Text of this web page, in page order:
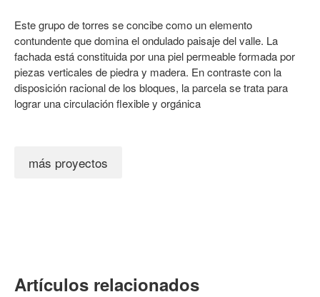
Este grupo de torres se concibe como un elemento
contundente que domina el ondulado paisaje del valle. La
fachada está constituida por una piel permeable formada por
piezas verticales de piedra y madera. En contraste con la
disposición racional de los bloques, la parcela se trata para
lograr una circulación flexible y orgánica
más proyectos
Artículos relacionados